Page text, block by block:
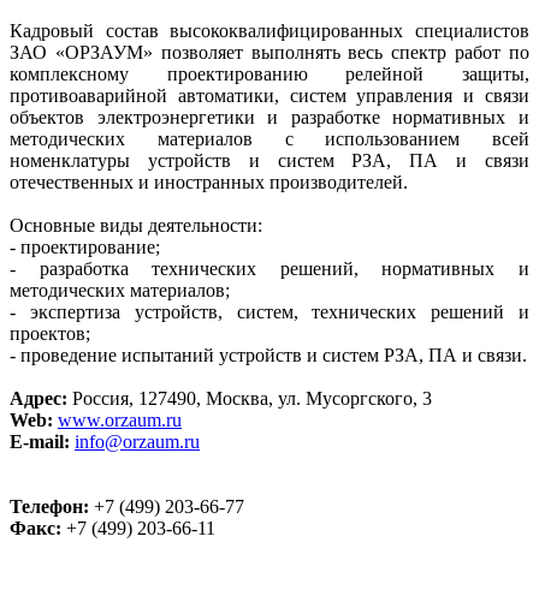
Кадровый состав высококвалифицированных специалистов
ЗАО «ОРЗАУМ» позволяет выполнять весь спектр работ по
комплексному проектированию релейной защиты,
противоаварийной автоматики, систем управления и связи
объектов электроэнергетики и разработке нормативных и
методических материалов с использованием всей
номенклатуры устройств и систем РЗА, ПА и связи
отечественных и иностранных производителей.
Основные виды деятельности:
- проектирование;
- разработка технических решений, нормативных и
методических материалов;
- экспертиза устройств, систем, технических решений и
проектов;
- проведение испытаний устройств и систем РЗА, ПА и связи.
Адрес: Россия, 127490, Москва, ул. Мусоргского, 3
Web: www.orzaum.ru
E-mail: info@orzaum.ru
Телефон: +7 (499) 203-66-77
Факс: +7 (499) 203-66-11